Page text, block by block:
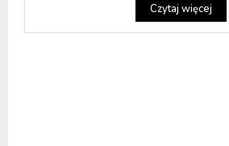
Czytaj więcej